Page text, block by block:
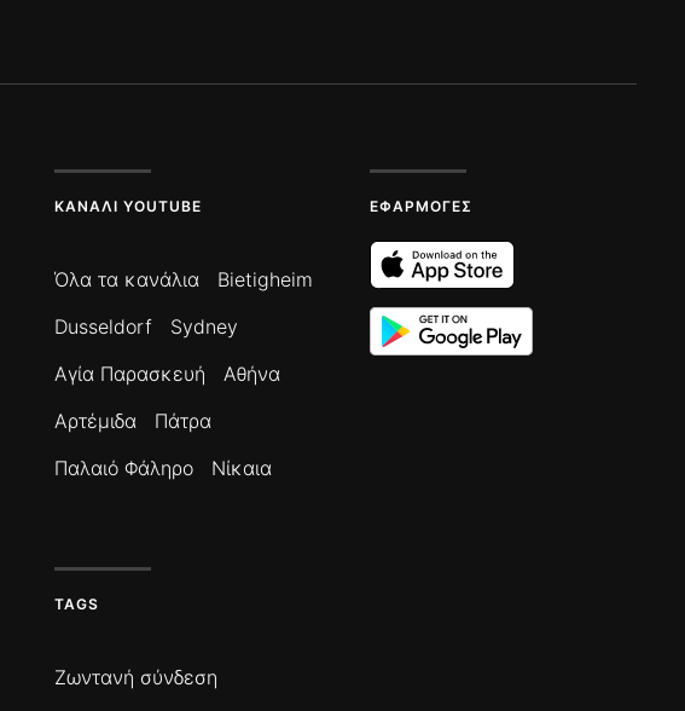
ΚΑΝΆΛΙ YOUTUBE
Όλα τα κανάλια
Bietigheim
Dusseldorf
Sydney
Αγία Παρασκευή
Αθήνα
Αρτέμιδα
Πάτρα
Παλαιό Φάληρο
Νίκαια
ΕΦΑΡΜΟΓΈΣ
TAGS
Ζωντανή σύνδεση